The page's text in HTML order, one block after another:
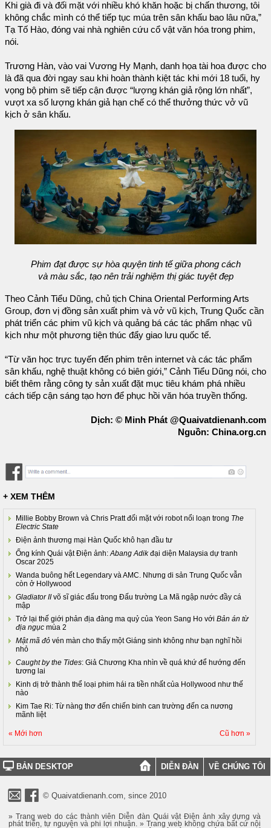
Khi già đi và đối mặt với nhiều khó khăn hoặc bị chấn thương, tôi
không chắc mình có thể tiếp tục múa trên sân khấu bao lâu nữa,”
Tạ Tố Hào, đóng vai nhà nghiên cứu cổ vật văn hóa trong phim,
nói.
Trương Hàn, vào vai Vương Hy Mạnh, danh họa tài hoa được cho
là đã qua đời ngay sau khi hoàn thành kiệt tác khi mới 18 tuổi, hy
vọng bộ phim sẽ tiếp cận được “lượng khán giả rộng lớn nhất”,
vượt xa số lượng khán giả hạn chế có thể thưởng thức vở vũ
kịch ở sân khấu.
Phim đạt được sự hòa quyện tinh tế giữa phong cách
và màu sắc, tạo nên trải nghiệm thị giác tuyệt đẹp
Theo Cảnh Tiểu Dũng, chủ tịch China Oriental Performing Arts
Group, đơn vị đồng sản xuất phim và vở vũ kịch, Trung Quốc cần
phát triển các phim vũ kịch và quảng bá các tác phẩm nhạc vũ
kịch như một phương tiện thúc đẩy giao lưu quốc tế.
“Từ văn học trực tuyến đến phim trên internet và các tác phẩm
sân khấu, nghệ thuật không có biên giới,” Cảnh Tiểu Dũng nói, cho
biết thêm rằng công ty sản xuất đặt mục tiêu khám phá nhiều
cách tiếp cận sáng tạo hơn để phục hồi văn hóa truyền thống.
Dịch: © Minh Phát @Quaivatdienanh.com
Nguồn: China.org.cn
+ XEM THÊM
Millie Bobby Brown và Chris Pratt đối mặt với robot nổi loạn trong The
Electric State
Điện ảnh thương mại Hàn Quốc khô hạn đầu tư
Ống kính Quái vật Điện ảnh:Abang Adikđại diện Malaysia dự tranh
Oscar 2025
Wanda buông hết Legendary và AMC. Nhưng di sản Trung Quốc vẫn
còn ở Hollywood
Gladiator IIvõ sĩ giác đấu trong Đấu trường La Mã ngập nước đầy cá
mập
Trở lại thế giới phản địa đàng ma quỷ của Yeon Sang Ho với Bản án từ
địa ngục mùa 2
Mật mã đỏ vén màn cho thấy một Giáng sinh không như bạn nghĩ hồi
nhỏ
Caught by the Tides: Giả Chương Kha nhìn về quá khứ để hướng đến
tương lai
Kinh dị trở thành thể loại phim hái ra tiền nhất của Hollywood như thế
nào
Kim Tae Ri: Từ nàng thơ đến chiến binh can trường đến ca nương
mãnh liệt
« Mới hơn Cũ hơn »
BẢN DESKTOP DIỄN ĐÀN VỀ CHÚNG TÔI
© Quaivatdienanh.com, since 2010
» Trang web do các thành viên Diễn đàn Quái vật Điện ảnh xây dựng và
phát triển, tự nguyện và phi lợi nhuận. » Trang web không chứa bất cứ nội